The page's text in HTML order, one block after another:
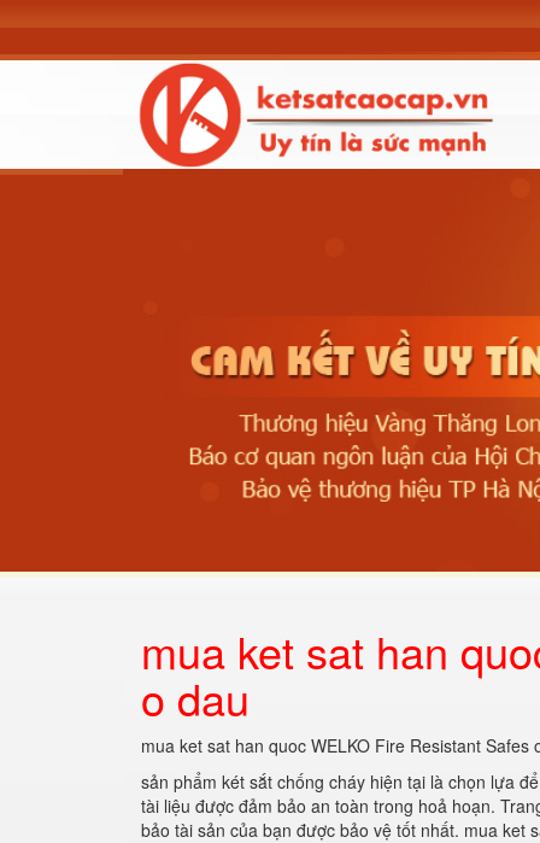
mua ket sat han
o dau
mua ket sat han quoc WELKO Fire Resistant Safes
sản phẩm két sắt chống cháy hiện tại là chọn lựa
tài liệu được đảm bảo an toàn trong hoả hoạn.
bảo tài sản của bạn được bảo vệ tốt nhất. mua ket